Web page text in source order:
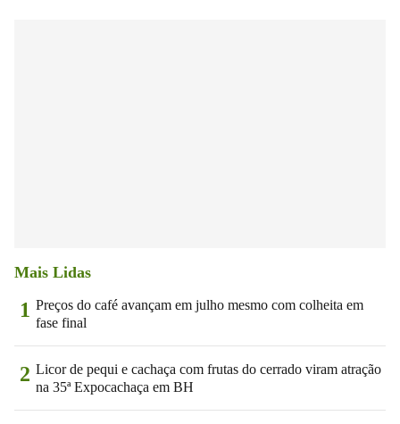
Mais Lidas
1 Preços do café avançam em julho mesmo com colheita em
fase final
2 Licor de pequi e cachaça com frutas do cerrado viram atração
na 35ª Expocachaça em BH